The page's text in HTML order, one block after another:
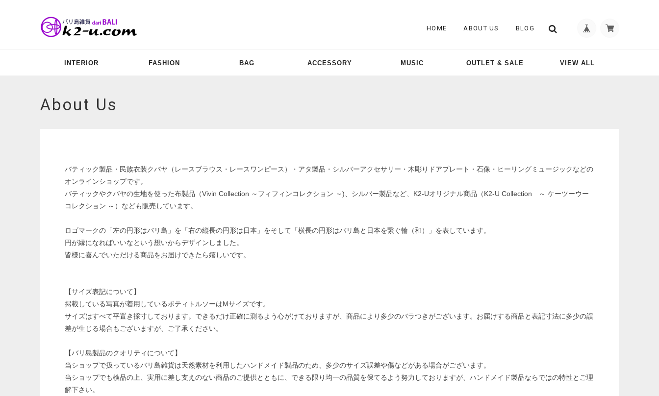
HOME ABOUT US BLOG
INTERIOR FASHION BAG ACCESSORY MUSIC OUTLET & SALE VIEW ALL
About Us
バティック製品・民族衣装クバヤ（レースブラウス・レースワンピース）・アタ製品・シルバーアクセサリー・木彫りドアプレート・石像・ヒーリングミュージックなどの
オンラインショップです。
バティックやクバヤの生地を使った布製品（Vivin Collection ～フィフィンコレクション ～)、シルバー製品など、K2-Uオリジナル商品（K2-U Collection ～ ケーツーウー
コレクション ～）なども販売しています。
ロゴマークの「左の円形はバリ島」を「右の縦長の円形は日本」をそして「横長の円形はバリ島と日本を繋ぐ輪（和）」を表しています。
円が縁になればいいなという想いからデザインしました。
皆様に喜んでいただける商品をお届けできたら嬉しいです。
【サイズ表記について】
掲載している写真が着用しているボティトルソーはMサイズです。
サイズはすべて平置き採寸しております。できるだけ正確に測るよう心がけておりますが、商品により多少のバラつきがございます。お届けする商品と表記寸法に多少の誤
差が生じる場合もございますが、ご了承ください。
【バリ島製品のクオリティについて】
当ショップで扱っているバリ島雑貨は天然素材を利用したハンドメイド製品のため、多少のサイズ誤差や傷などがある場合がございます。
当ショップでも検品の上、実用に差し支えのない商品のご提供とともに、できる限り均一の品質を保てるよう努力しておりますが、ハンドメイド製品ならではの特性とご理
解下さい。